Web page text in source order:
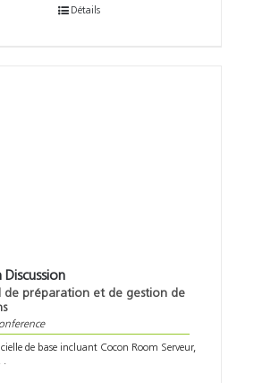
Détails
de préparation et de gestion de
de base incluant Cocon Room Serveur,
.